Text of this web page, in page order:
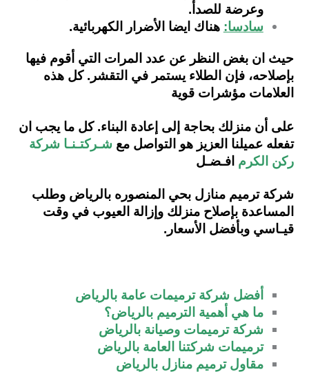
وعرضة للصدأ.
سادسا: هناك ايضا الأضرار الكهربائية.
حيث ان بغض النظر عن عدد المرات التي أقوم فيها
بإصلاحه، فإن الطلاء يستمر في التقشر.كل هذه
العلامات مؤشرات قوية
على أن منزلك بحاجة إلى إعادة البناء. كل ما يجب ان
تفعله عميلنا العزيزهو التواصل مع شـركتـنـا شركة
ركن الكرم افـضـل
شركة ترميم منازل بحي المنصوره بالرياض وطلب
المساعدة بإصلاح منزلك وإزالة العيوب في وقت
قيـاسي وبأفضل الأسعار.
أفضل شركة ترميمات عامة بالرياض
ما هي أهمية الترميم بالرياض؟
شركة ترميمات وصيانة بالرياض
ترميمات شركتنا العامة بالرياض
مقاول ترميم منازل بالرياض